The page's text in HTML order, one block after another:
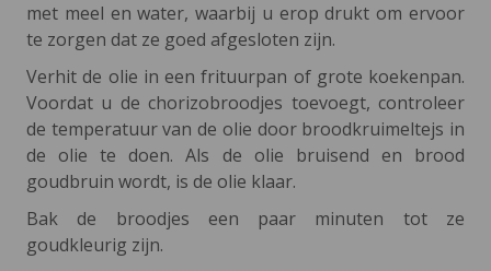
met meel en water, waarbij u erop drukt om ervoor
te zorgen dat ze goed afgesloten zijn.
Verhit de olie in een frituurpan of grote koekenpan.
Voordat u de chorizobroodjes toevoegt, controleer
de temperatuur van de olie door broodkruimeltejs in
de olie te doen. Als de olie bruisend en brood
goudbruin wordt, is de olie klaar.
Bak de broodjes een paar minuten tot ze
goudkleurig zijn.